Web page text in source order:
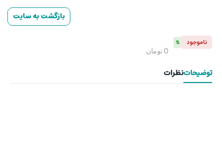
بازگشت به سایت
ناموجود
%
0تومان
توضیحاتنظرات